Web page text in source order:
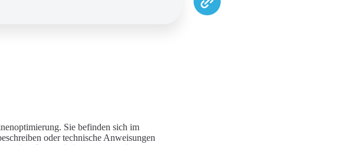
Sie befinden sich im
oder technische Anweisungen